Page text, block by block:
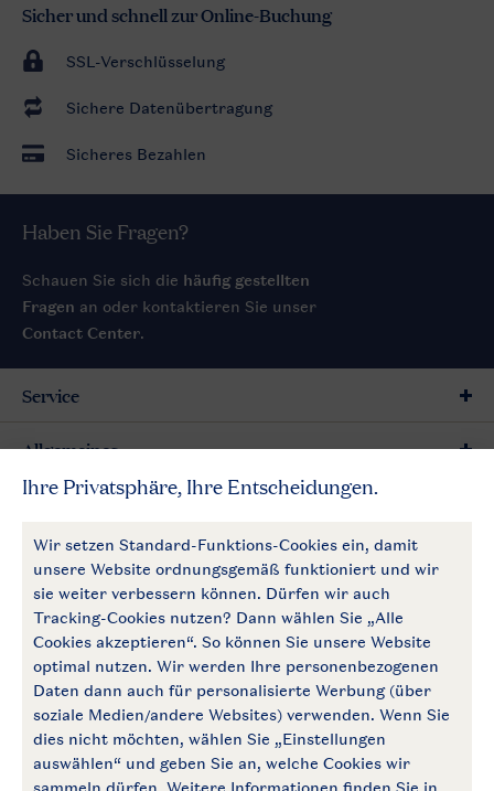
Sicher und schnell zur Online-Buchung
SSL-Verschlüsselung
Sichere Datenübertragung
Sicheres Bezahlen
Haben Sie Fragen?
Schauen Sie sich die häufig gestellten
Fragen an oder kontaktieren Sie unser
Contact Center.
Follow Us
facebookinstagram
Zum Newsletter anmelden
Service
Allgemeines
Mehr Landal
Zahlungsmöglichkeiten